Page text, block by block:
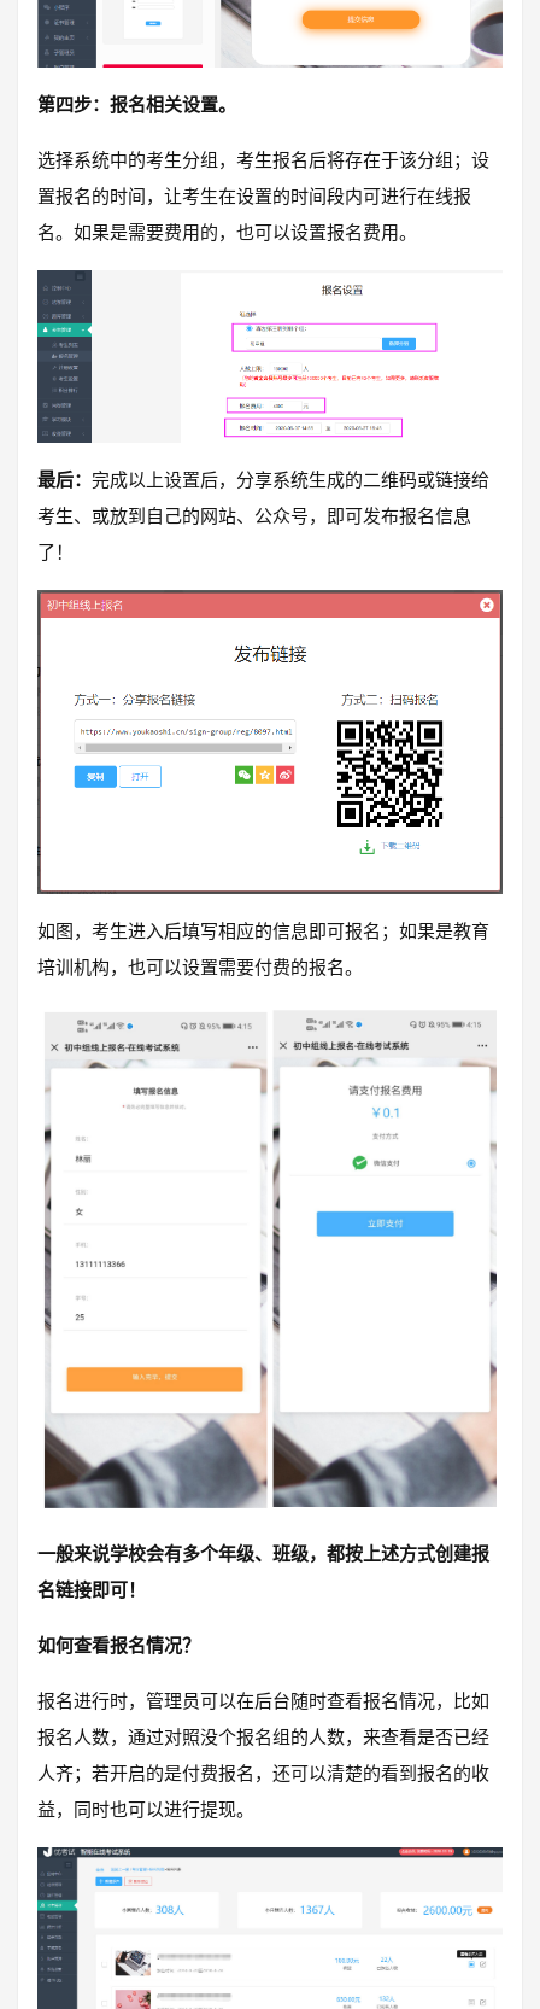
第四步：报名相关设置。
选择系统中的考生分组，考生报名后将存在于该分组；设
置报名的时间，让考生在设置的时间段内可进行在线报
名。如果是需要费用的，也可以设置报名费用。
最后： 完成以上设置后，分享系统生成的二维码或链接给
考生、或放到自己的网站、公众号，即可发布报名信息
了！
如图，考生进入后填写相应的信息即可报名；如果是教育
培训机构，也可以设置需要付费的报名。
一般来说学校会有多个年级、班级，都按上述方式创建报
名链接即可！
如何查看报名情况？
报名进行时，管理员可以在后台随时查看报名情况，比如
报名人数，通过对照没个报名组的人数，来查看是否已经
人齐；若开启的是付费报名，还可以清楚的看到报名的收
益，同时也可以进行提现。